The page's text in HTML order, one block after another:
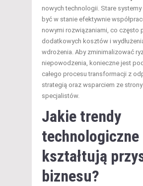
nowych technologii. Stare
być w stanie efektywnie
nowymi rozwiązaniami, co często
dodatkowych kosztów i
wdrożenia. Aby zminimalizować
niepowodzenia, konieczne jest
całego procesu transformacji z
strategią oraz wsparciem ze strony
specjalistów.
Jakie trendy
technologiczne
kształtują
biznesu?